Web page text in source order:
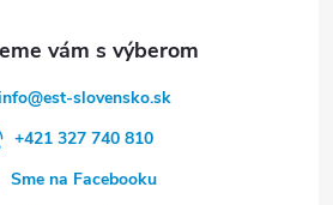
@est-slovensko.sk
+421 327 740 810
Sme na Facebooku